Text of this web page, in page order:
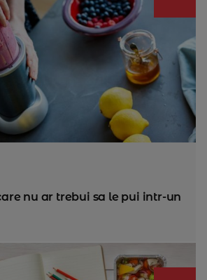
nu ar trebui sa le pui intr-un